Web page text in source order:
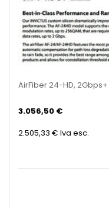
AirFiber 24-HD, 2Gbps+
3.056,50 €
2.505,33 € Iva esc.